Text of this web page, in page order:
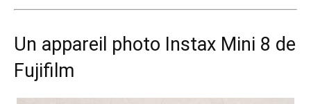
Un appareil photo Instax Mini 8 de
Fujifilm